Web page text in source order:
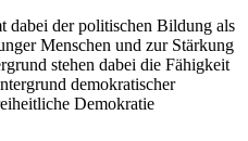
dabei der politischen Bildung als
Menschen und zur Stärkung
stehen dabei die Fähigkeit
demokratischer
Demokratie